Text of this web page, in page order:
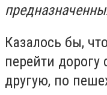
Казалось бы,
перейти
другую, по